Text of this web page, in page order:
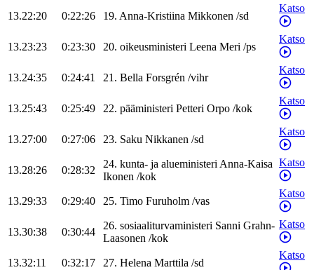
13.22:20 0:22:26 19. Anna-Kristiina Mikkonen /sd
Katso
13.23:23 0:23:30 20. oikeusministeri Leena Meri /ps
Katso
13.24:35 0:24:41 21. Bella Forsgrén /vihr
Katso
13.25:43 0:25:49 22. pääministeri Petteri Orpo /kok
Katso
13.27:00 0:27:06 23. Saku Nikkanen /sd
Katso
13.28:26 0:28:32
24. kunta- ja alueministeriAnna-Kaisa
Ikonen /kok
Katso
13.29:33 0:29:40 25. Timo Furuholm /vas
Katso
13.30:38 0:30:44
26. sosiaaliturvaministeri Sanni Grahn-
Laasonen /kok
Katso
13.32:11 0:32:17 27. Helena Marttila /sd
Katso